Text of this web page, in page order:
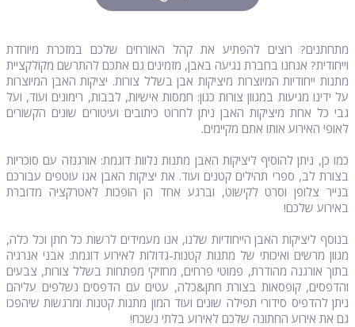
מתחתנים? רוצים להפתיע את קהל האורחים שלכם במזכרת מיוחדת
וייחודית? אנחנו בחברת נגיעה באבן, מזמינים גם אתכם להתרשם מקולקציית
מתנות ייחודיות המיוצרות מיציקות אבן בשלל צורות. יציקות האבן המיוצרות
על ידינו מגיעות במגוון צורות כגון: חמסות אישיות, לבבות, רימונים ועוד, ועל
גבי כל אחת מיציקות האבן ניתן לחרוט כיתובים ועיטורים שונים הקשורים
לאופי האירוע אותו אתם מקיימים.
כמו כן, ניתן להוסיף ליציקות האבן מתנות נלוות דוגמת: אורגנזה עם סוכריות
בצורת לב, ספרי תהילים קטנים ועוד. את יציקות האבן אנו עוטפים עבורכם
בנייר צלופן וסרט לקישוט, וברגע אחד הן הופכות לאטרקציה מדוברת
באירוע שלכם!
בנוסף ליציקות האבן הייחודיות שלנו, אנו מעמידים לרשות כל חתן וכל כלה,
מגוון מרשים ואיכותי של מתנות קטנות-גדולות לאירוע דוגמת: אבני אנרגיה
בתוך אורגנה מהודרת, פמוטי פרחים, מחזיקי מפתחות בשלל צורות, צבעים
והדפסים, קופסאות בצורת חתן&כלה, עטים עם הדפסים נשלפים עליהם
ניתן להדפיס סידורי תפילה שונים ועוד המון מתנות קטנות ומרגשות שיהפכו
גם את אירוע החתונה שלכם לאירוע בלתי נשכח!